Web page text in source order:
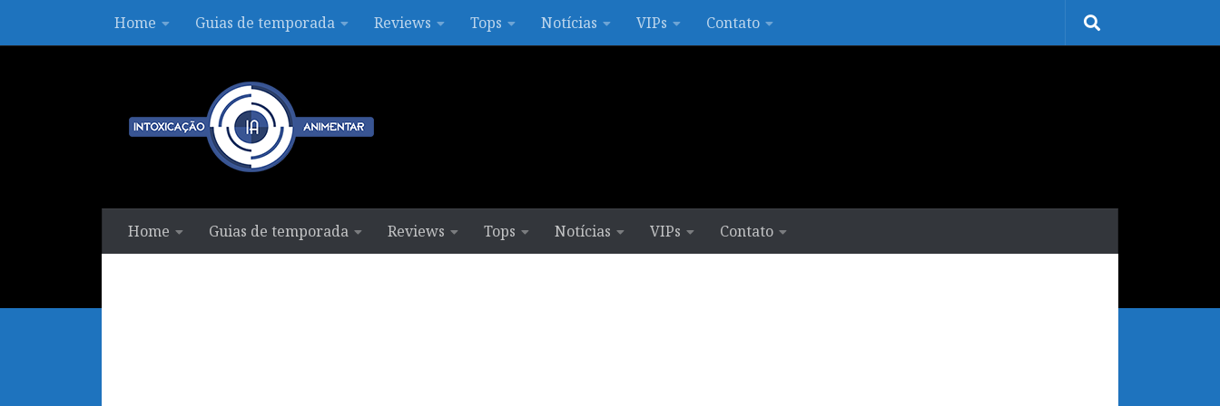
Skip to contentHome Guias de temporada Reviews Tops Notícias VIPs Contato
Home Guias de temporada Reviews Tops Notícias VIPs Contato